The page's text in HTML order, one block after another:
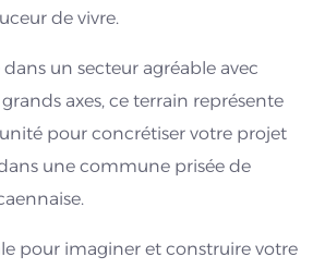
de vivre.
un secteur agréable avec
axes, ce terrain représente
pour concrétiser votre projet
une commune prisée de
pour imaginer et construire votre